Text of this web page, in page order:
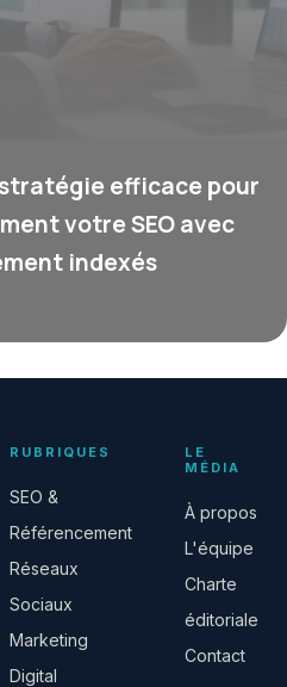
efficace pour
votre SEO avec
indexés
RUBRIQUES
SEO &
Référencement
Réseaux
Sociaux
Marketing
Digital
LE
MÉDIA
À propos
L'équipe
Charte
éditoriale
Contact